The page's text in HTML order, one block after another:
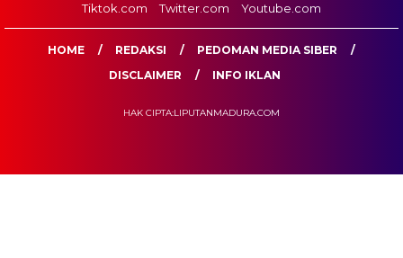
Tiktok.com
Twitter.com Youtube.com
HOME REDAKSI
PEDOMAN MEDIA SIBER
DISCLAIMER
INFO IKLAN
HAK CIPTA:LIPUTANMADURA.COM